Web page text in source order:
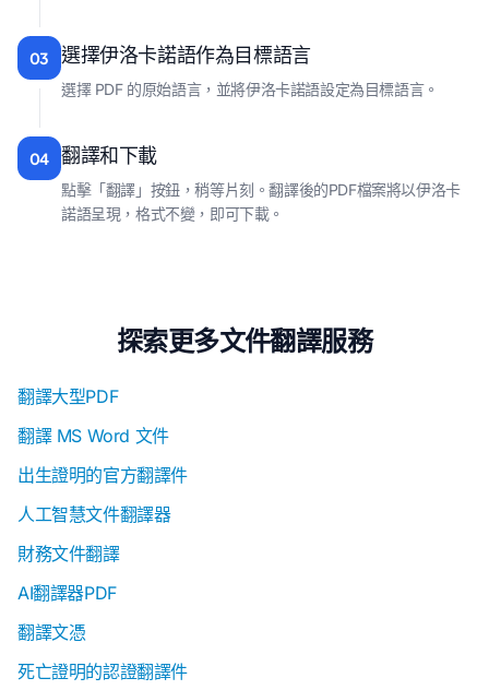
03 選擇伊洛卡諾語作為目標語言
選擇 PDF 的原始語言，並將伊洛卡諾語設定為目標語言。
04 翻譯和下載
點擊「翻譯」按鈕，稍等片刻。翻譯後的PDF檔案將以伊洛卡
諾語呈現，格式不變，即可下載。
探索更多文件翻譯服務
翻譯大型PDF
翻譯 MS Word 文件
出生證明的官方翻譯件
人工智慧文件翻譯器
財務文件翻譯
AI翻譯器PDF
翻譯文憑
死亡證明的認證翻譯件